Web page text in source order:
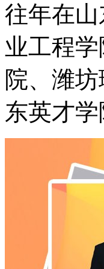
往年在
业工程
院、潍
东英才